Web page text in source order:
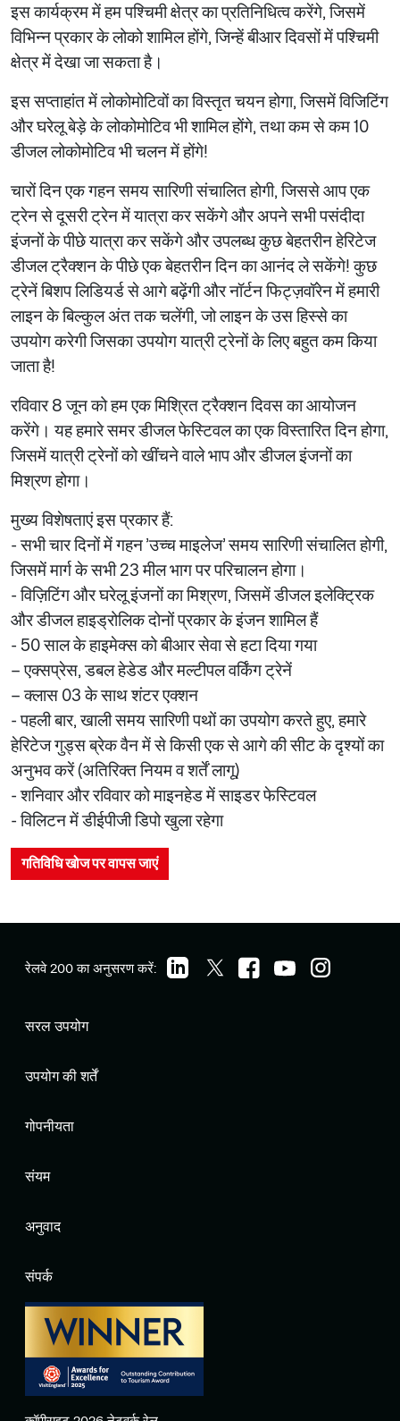
इस कार्यक्रम में हम पश्चिमी क्षेत्र का प्रतिनिधित्व करेंगे, जिसमें
विभिन्न प्रकार के लोको शामिल होंगे, जिन्हें बीआर दिवसों में पश्चिमी
क्षेत्र में देखा जा सकता है।
इस सप्ताहांत में लोकोमोटिवों का विस्तृत चयन होगा, जिसमें विजिटिंग
और घरेलू बेड़े के लोकोमोटिव भी शामिल होंगे, तथा कम से कम 10
डीजल लोकोमोटिव भी चलन में होंगे!
चारों दिन एक गहन समय सारिणी संचालित होगी, जिससे आप एक
ट्रेन से दूसरी ट्रेन में यात्रा कर सकेंगे और अपने सभी पसंदीदा
इंजनों के पीछे यात्रा कर सकेंगे और उपलब्ध कुछ बेहतरीन हेरिटेज
डीजल ट्रैक्शन के पीछे एक बेहतरीन दिन का आनंद ले सकेंगे! कुछ
ट्रेनें बिशप लिडियर्ड से आगे बढ़ेंगी और नॉर्टन फिट्ज़वॉरेन में हमारी
लाइन के बिल्कुल अंत तक चलेंगी, जो लाइन के उस हिस्से का
उपयोग करेगी जिसका उपयोग यात्री ट्रेनों के लिए बहुत कम किया
जाता है!
रविवार 8 जून को हम एक मिश्रित ट्रैक्शन दिवस का आयोजन
करेंगे। यह हमारे समर डीजल फेस्टिवल का एक विस्तारित दिन होगा,
जिसमें यात्री ट्रेनों को खींचने वाले भाप और डीजल इंजनों का
मिश्रण होगा।
मुख्य विशेषताएं इस प्रकार हैं:
- सभी चार दिनों में गहन 'उच्च माइलेज' समय सारिणी संचालित होगी,
जिसमें मार्ग के सभी 23 मील भाग पर परिचालन होगा।
- विज़िटिंग और घरेलू इंजनों का मिश्रण, जिसमें डीजल इलेक्ट्रिक
और डीजल हाइड्रोलिक दोनों प्रकार के इंजन शामिल हैं
- 50 साल के हाइमेक्स को बीआर सेवा से हटा दिया गया
– एक्सप्रेस, डबल हेडेड और मल्टीपल वर्किंग ट्रेनें
– क्लास 03 के साथ शंटर एक्शन
- पहली बार, खाली समय सारिणी पथों का उपयोग करते हुए, हमारे
हेरिटेज गुड्स ब्रेक वैन में से किसी एक से आगे की सीट के दृश्यों का
अनुभव करें (अतिरिक्त नियम व शर्तें लागू)
- शनिवार और रविवार को माइनहेड में साइडर फेस्टिवल
- विलिटन में डीईपीजी डिपो खुला रहेगा
गतिविधि खोज पर वापस जाएं
रेलवे 200 का अनुसरण करें:
सरल उपयोग
उपयोग की शर्तें
गोपनीयता
संयम
अनुवाद
संपर्क